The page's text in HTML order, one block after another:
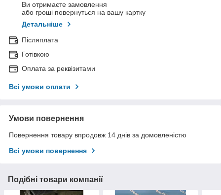
Ви отримаєте замовлення
або гроші повернуться на вашу картку
Детальніше
Післяплата
Готівкою
Оплата за реквізитами
Всі умови оплати
Умови повернення
Повернення товару впродовж 14 днів за домовленістю
Всі умови повернення
Подібні товари компанії